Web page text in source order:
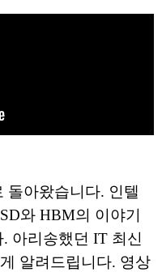
돌아왔습니다. 인텔
와 HBM의 이야기
아리송했던 IT 최신
알려드립니다. 영상